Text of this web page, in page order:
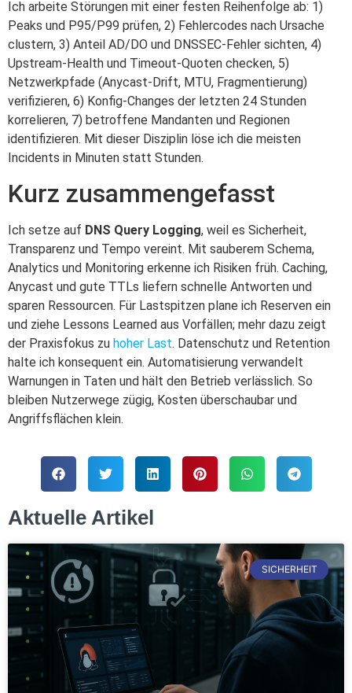
Ich arbeite Störungen mit einer festen Reihenfolge ab: 1)
Peaks und P95/P99 prüfen, 2) Fehlercodes nach Ursache
clustern, 3) Anteil AD/DO und DNSSEC-Fehler sichten, 4)
Upstream-Health und Timeout-Quoten checken, 5)
Netzwerkpfade (Anycast-Drift, MTU, Fragmentierung)
verifizieren, 6) Konfig-Changes der letzten 24 Stunden
korrelieren, 7) betroffene Mandanten und Regionen
identifizieren. Mit dieser Disziplin löse ich die meisten
Incidents in Minuten statt Stunden.
Kurz zusammengefasst
Ich setze auf DNS Query Logging, weil es Sicherheit,
Transparenz und Tempo vereint. Mit sauberem Schema,
Analytics und Monitoring erkenne ich Risiken früh. Caching,
Anycast und gute TTLs liefern schnelle Antworten und
sparen Ressourcen. Für Lastspitzen plane ich Reserven ein
und ziehe Lessons Learned aus Vorfällen; mehr dazu zeigt
der Praxisfokus zu hoher Last. Datenschutz und Retention
halte ich konsequent ein. Automatisierung verwandelt
Warnungen in Taten und hält den Betrieb verlässlich. So
bleiben Nutzerwege zügig, Kosten überschaubar und
Angriffsflächen klein.
Aktuelle Artikel
SICHERHEIT